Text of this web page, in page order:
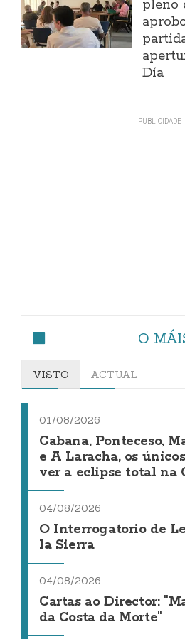
pleno
Día
O
VISTO ACTUAL
01/08/2026
Cabana, Ponteceso,
e A Laracha, os
ver a eclipse total na
04/08/2026
O Interrogatorio de
la Sierra
04/08/2026
Cartas ao Director:
da Costa da Morte"